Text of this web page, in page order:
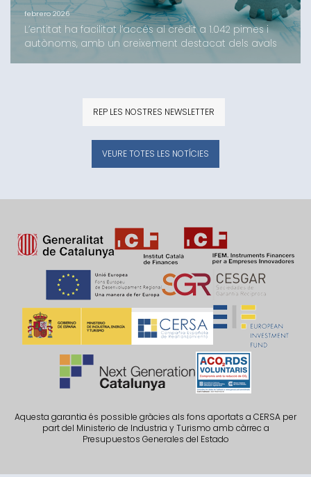
febrero 2026
L’entitat ha facilitat l’accés al crèdit a 1.042 pimes i
autònoms, amb un creixement destacat dels avals
anterior. L’activitat de la Societat de Ga
REP LES NOSTRES NEWSLETTER
VEURE TOTES LES NOTÍCIES
Aquesta garantia és possible gràcies als fons aportats a CERSA per
part del Ministerio de Industria y Turismo amb càrrec a
Presupuestos Generales del Estado